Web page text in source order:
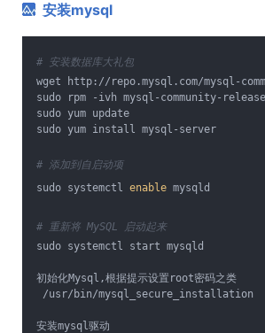
安装mysql
# 安装数据库大礼包
wget http://repo.mysql.com/mysql-
sudo rpm -ivh mysql-community-
sudo yum update
sudo yum install mysql-server
# 添加到自启动项
sudo systemctl enable mysqld
# 重新将 MySQL 启动起来
sudo systemctl start mysqld
初始化Mysql,根据提示设置root密码之类
/usr/bin/mysql_secure_installation
安装mysql驱动